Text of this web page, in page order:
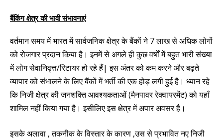
बैंकिंग क्षेत्र की भावी संभावनाएं
वर्तमान समय में भारत में सार्वजनिक क्षेत्र के बैंकों ने 7 लाख से अधिक लोगों
को रोजगार प्रदान किया है। इनमें से अगले ही कुछ वर्षों में बहुत भारी संख्या
में लोग सेवानिवृत्त/रिटायर हो रहे हैं| इस अंतर को कम करने और बढ़ते
व्यापार को संभालने के लिए बैंकों में भर्ती की एक होड़ लगी हुई है। ध्यान रहे
कि निजी क्षेत्र की जनशक्ति आवश्यकताओं (मैनपावर रेक्वायरमेंट) को यहाँ
शामिल नहीं किया गया है। इसीलिए इस क्षेत्र में अपार अवसर है।
इसकेअलावा , तकनीक के विस्तार के कारण ,उस से प्रभावित नए निजी